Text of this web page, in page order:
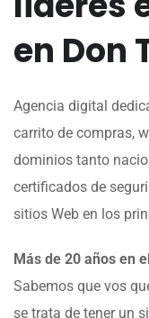
en Don
Agencia digital
carrito de compras,
dominios tanto
certificados de
sitios Web en los
Más de 20 años en
Sabemos que vos
se trata de tener un